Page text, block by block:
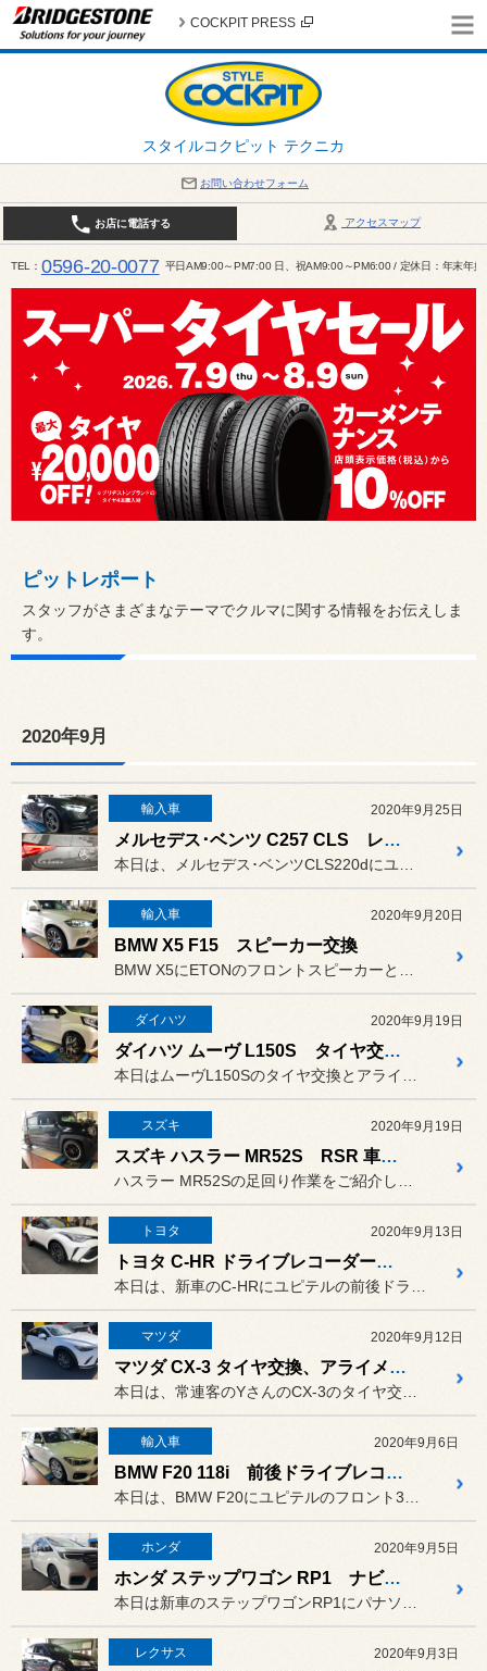
スタイルコクピット テクニカ
COCKPIT PRESS
お問い合わせフォーム
アクセスマップ
お店に電話する
TEL 0596-20-0077 平日AM9:00～PM7:00 日、祝AM9:00～PM6:00 / 定休日：年末年
ピットレポート
スタッフがさまざまなテーマでクルマに関する情報をお伝えしま
す。
2020年9月
輸入車 2020年9月25日
メルセデス･ベンツ C257 CLS レーダー、ドラレコ 取付
輸入車 2020年9月20日
BMW X5 F15 スピーカー交換
ダイハツ 2020年9月19日
ダイハツ ムーヴ L150S タイヤ交換 アライメント調整
スズキ 2020年9月19日
スズキ ハスラー MR52S RSR 車高調
トヨタ 2020年9月13日
トヨタ C-HR ドライブレコーダー TVキャンセラー
マツダ 2020年9月12日
マツダ CX-3 タイヤ交換、アライメント調整
輸入車 2020年9月6日
BMW F20 118i 前後ドライブレコーダー
ホンダ 2020年9月5日
ホンダ ステップワゴン RP1 ナビ取付
レクサス 2020年9月3日